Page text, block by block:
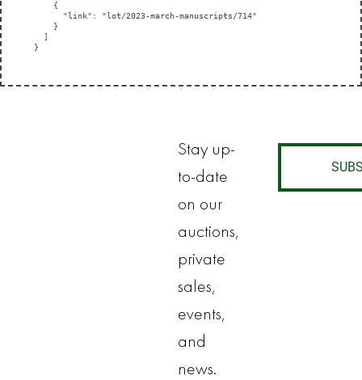
    {
      "link": "lot/2023-march-manuscripts/714"
    }
  ]
}
Stay up-
to-date
on our
auctions,
private
sales,
events,
and
news.